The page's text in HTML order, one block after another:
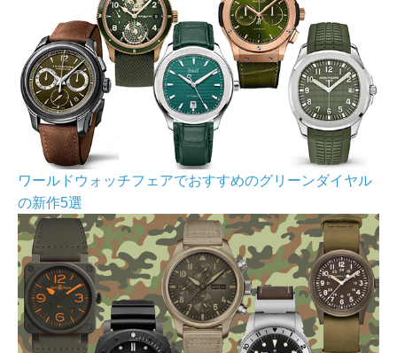
ワールドウォッチフェアでおすすめのグリーンダイヤル
の新作5選